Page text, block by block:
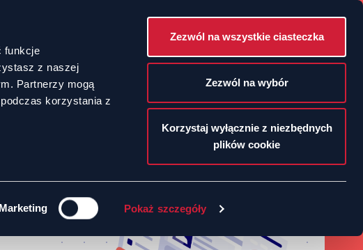
funkcje
z naszej
Partnerzy mogą
korzystania z
Marketing Pokaż szczegóły
Zezwól na wszystkie ciasteczka
Zezwól na wybór
Korzystaj wyłącznie z niezbędnych
plików cookie
POLSKI